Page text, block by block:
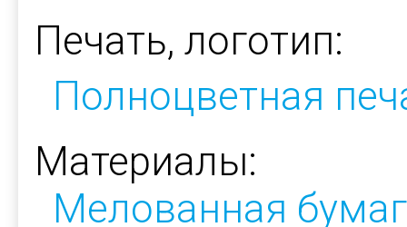
Печать, логотип:
Полноцветная
Материалы:
Мелованная